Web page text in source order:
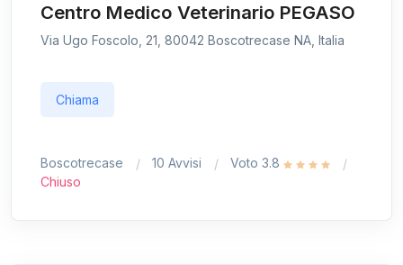
Centro Medico Veterinario PEGASO
Via Ugo Foscolo, 21, 80042 Boscotrecase NA, Italia
Chiama
Boscotrecase 10 Avvisi
Voto 3.8
Chiuso